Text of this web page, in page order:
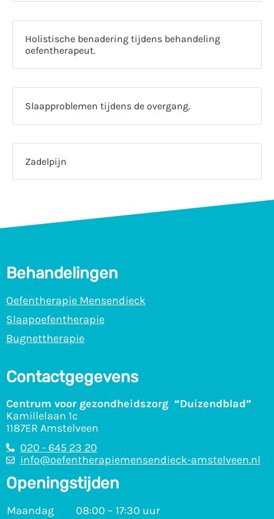
Holistische benadering tijdens behandeling
oefentherapeut.
Slaapproblemen tijdens de overgang.
Zadelpijn
Behandelingen
Oefentherapie Mensendieck
Slaapoefentherapie
Bugnettherapie
Contactgegevens
Centrum voor gezondheidszorg “Duizendblad”
Kamillelaan 1c
1187ER Amstelveen
020 - 645 23 20
info@oefentherapiemensendieck-amstelveen.nl
Openingstijden
Maandag
08:00 – 17:30 uur